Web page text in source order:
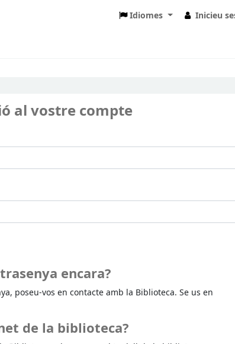
Idiomes Inicieu
al vostre compte
encara?
poseu-vos en contacte amb la Biblioteca. Se us en
de la biblioteca?